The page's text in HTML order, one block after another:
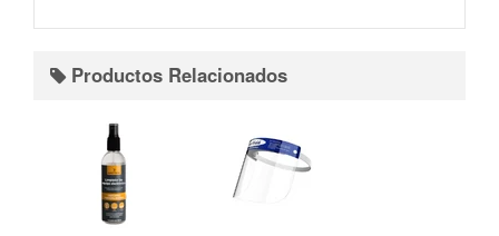
Productos Relacionados